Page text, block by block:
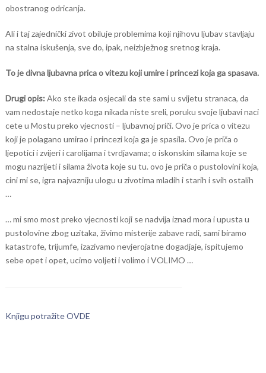
obostranog odricanja.
Ali i taj zajednički zivot obiluje problemima koji njihovu ljubav stavljaju
na stalna iskušenja, sve do, ipak, neizbježnog sretnog kraja.
To je divna ljubavna prica o vitezu koji umire i princezi koja ga spasava.
Drugi opis: Ako ste ikada osjecali da ste sami u svijetu stranaca, da
vam nedostaje netko koga nikada niste sreli, poruku svoje ljubavi naci
cete u Mostu preko vjecnosti – ljubavnoj priči. Ovo je prica o vitezu
koji je polagano umirao i princezi koja ga je spasila. Ovo je priča o
ljepotici i zvijeri i carolijama i tvrdjavama; o iskonskim silama koje se
mogu nazrijeti i silama života koje su tu. ovo je priča o pustolovini koja,
cini mi se, igra najvazniju ulogu u zivotima mladih i starih i svih ostalih
…
… mi smo most preko vjecnosti koji se nadvija iznad mora i upusta u
pustolovine zbog uzitaka, živimo misterije zabave radi, sami biramo
katastrofe, trijumfe, izazivamo nevjerojatne dogadjaje, ispitujemo
sebe opet i opet, ucimo voljeti i volimo i VOLIMO …
Knjigu potražite OVDE